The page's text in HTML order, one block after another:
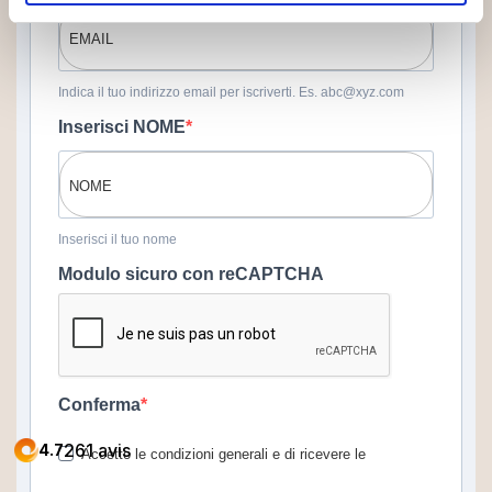
Indica il tuo indirizzo email per iscriverti. Es. abc@xyz.com
Inserisci NOME
Inserisci il tuo nome
Modulo sicuro con reCAPTCHA
Conferma
Accetto le condizioni generali e di ricevere le